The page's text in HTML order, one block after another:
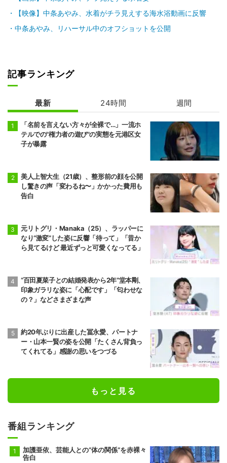
【映像】中条あやみ、水着がチラ見えする海水浴動画に反響
中条あやみ、リハーサル中のオフショットを公開
記事ランキング
最新 24時間 週間
「名前を言えない方々が全裸で…」一流ホ
テルでの"権力者の遊び"の実態を元港区女
子が暴露
美人上智大生（21歳）、整形前の顔を公開
し驚きの声「変わるね〜」かかった費用も
告白
元リトグリ・Manaka（25）、ラッパーに
なり“激変”した姿に反響「待って」「昔か
ら見てるけど 最近ずっと可愛くなってる」
“百田夏菜子との結婚発表から2年”堂本剛、
印象ガラリな姿に「心配です」「匂わせな
の？」などさまざまな声
約20年ぶりに出産した冨永愛、パートナ
ー・山本一賢の姿を公開「たくさん背負っ
てくれてる」感謝の思いをつづる
もっと見る
番組ランキング
加護亜依、芸能人との“体の関係”を赤裸々
告白